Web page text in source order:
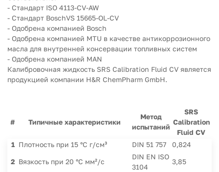
- Стандарт ISO 4113-CV-AW
- Стандарт BoschVS 15665-OL-CV
- Одобрена компанией Bosch
- Одобрена компанией MTU в качестве антикоррозионного
масла для внутренней консервации топливных систем
- Одобрена компанией MAN
Калибровочная жидкость SRS Calibration Fluid CV является
продукцией компании H&R ChemPharm GmbH.
# Типичные характеристики
Метод
испытаний
SRS
Calibration
Fluid CV
1 Плотность при 15 °C г/см³ DIN 51 757 0,824
2 Вязкость при 20 °C мм²/с
DIN EN ISO
3104
3,85